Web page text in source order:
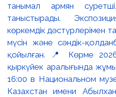
танымал армян
таныстырады.
көркемдік дәстүрлерімен
мүсін және сәндік-
қойылған. 📍 Көрме
қыркүйек аралығында
16:00 в Национальном
Казахстан имени